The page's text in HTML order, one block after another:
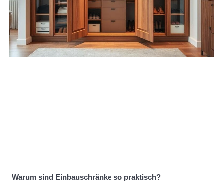
Warum sind Einbauschränke so praktisch?